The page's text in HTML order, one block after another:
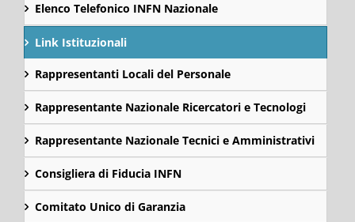
Elenco Telefonico INFN Nazionale
Link Istituzionali
Rappresentanti Locali del Personale
Rappresentante Nazionale Ricercatori e Tecnologi
Rappresentante Nazionale Tecnici e Amministrativi
Consigliera di Fiducia INFN
Comitato Unico di Garanzia